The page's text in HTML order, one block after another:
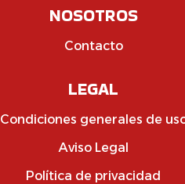
NOSOTROS
Contacto
LEGAL
Condiciones generales de
Aviso Legal
Política de privacidad